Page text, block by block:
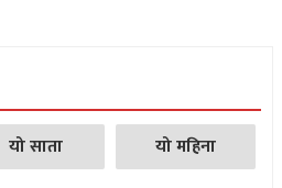
यो साता यो महिना